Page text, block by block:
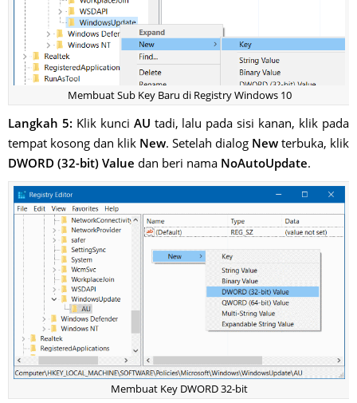
Membuat Sub Key Baru di Registry Windows 10
Langkah 5: Klik kunci AU tadi, lalu pada sisi kanan, klik pada
tempat kosong dan klik New. Setelah dialog New terbuka, klik
DWORD (32-bit) Value dan beri nama NoAutoUpdate.
Membuat Key DWORD 32-bit